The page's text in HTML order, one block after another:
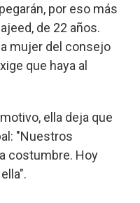
por eso más
de 22 años.
mujer del consejo
que haya al
ella deja que
"Nuestros
costumbre. Hoy